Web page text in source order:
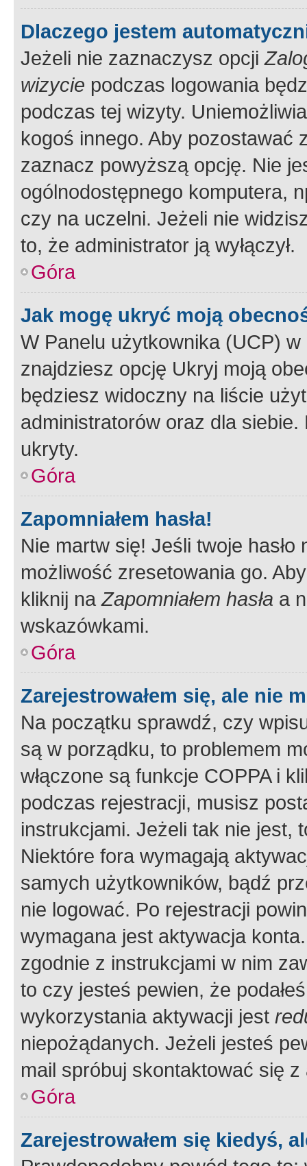
Dlaczego jestem
Jeżeli nie zaznaczysz opcji
wizycie podczas logowania
podczas tej wizyty.
kogoś innego. Aby pozostawać
zaznacz powyższą opcję. Nie
ogólnodostępnego komputera,
czy na uczelni. Jeżeli nie
to, że administrator ją wyłączył.
Góra
Jak mogę ukryć moją
W Panelu użytkownika (UCP) w
znajdziesz opcję Ukryj moją
będziesz widoczny na liście
administratorów oraz dla
ukryty.
Góra
Zapomniałem hasła!
Nie martw się! Jeśli twoje
możliwość zresetowania go.
kliknij naZapomniałem hasła a
wskazówkami.
Góra
Zarejestrowałem się, ale nie
Na początku sprawdź, czy
są w porządku, to problemem
włączone są funkcje COPPA i
podczas rejestracji, musisz
instrukcjami. Jeżeli tak nie jest,
Niektóre fora wymagają
samych użytkowników, bądź
nie logować. Po rejestracji
wymagana jest aktywacja
zgodnie z instrukcjami w nim
to czy jesteś pewien, że
wykorzystania aktywacji jest
niepożądanych. Jeżeli jesteś
mail spróbuj skontaktować się
Góra
Zarejestrowałem się kiedyś,